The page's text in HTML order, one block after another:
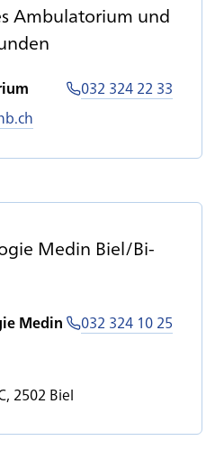
Am­bu­la­to­ri­um und
032 324 22 33
Me­din Biel/Bi­
Medin
032 324 10 25
2502 Biel